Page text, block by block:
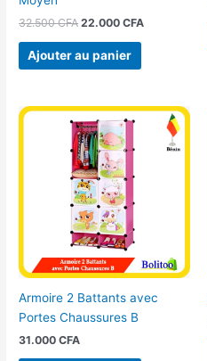
32.500CFA 22.000CFA
Ajouter au panier
Armoire 2 Battants avec
Portes Chaussures B
31.000CFA